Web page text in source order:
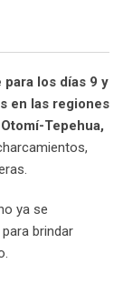
los días 9 y
en las regiones
Tepehua,
ya se
brindar